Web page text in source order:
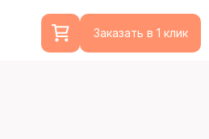
Заказать в 1 клик